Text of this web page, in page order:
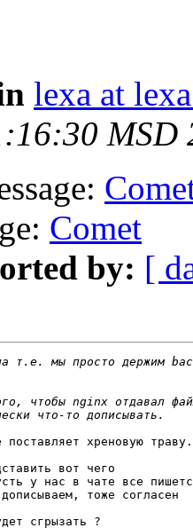
lexa at
MSD
Comet
by: [
хреновую траву.
вот чего
у нас в чате все
тоже согласен
сгрызать ?